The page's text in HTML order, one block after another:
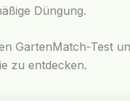
Düngung.
GartenMatch-Test
zu entdecken.